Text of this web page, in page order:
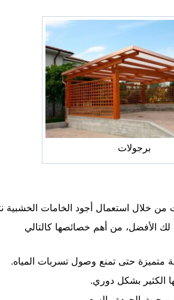
برجولات
من خلال استعمال أجود الخامات
الأفضل، من أهم خصائصها كالتالي
متميزة حتى تمنع وصول تسربات المياه.
الكثير بشكل دوري.